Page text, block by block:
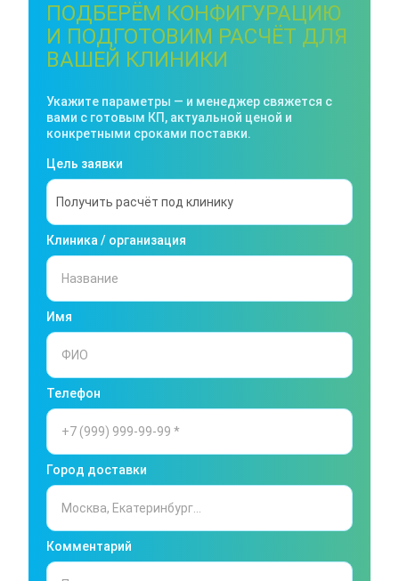
ПОДБЕРЁМ КОНФИГУРАЦИЮ
И ПОДГОТОВИМ РАСЧЁТ ДЛЯ
ВАШЕЙ КЛИНИКИ
Укажите параметры — и менеджер свяжется с
вами с готовым КП, актуальной ценой и
конкретными сроками поставки.
Цель заявки
Клиника / организация
Имя
Телефон
Город доставки
Комментарий